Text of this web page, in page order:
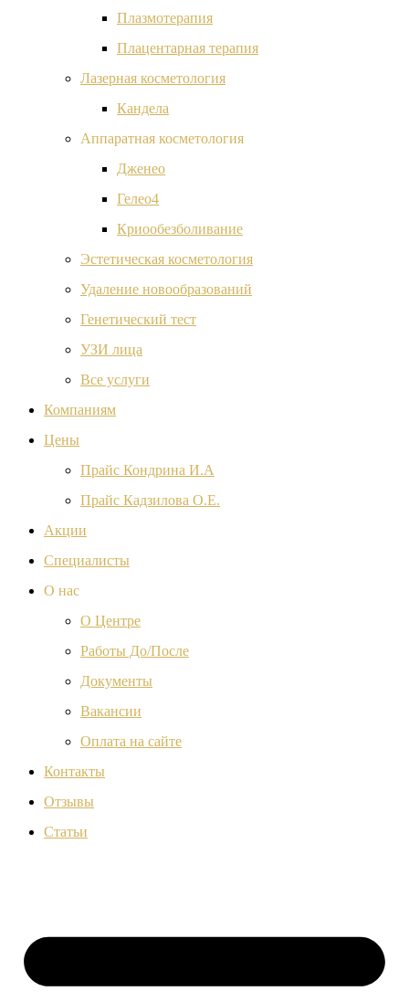
Плазмотерапия
Плацентарная терапия
Лазерная косметология
Кандела
Аппаратная косметология
Дженео
Гелео4
Криообезболивание
Эстетическая косметология
Удаление новообразований
Генетический тест
УЗИ лица
Все услуги
Компаниям
Цены
Прайс Кондрина И.А
Прайс Кадзилова О.Е.
Акции
Специалисты
О нас
О Центре
Работы До/После
Документы
Вакансии
Оплата на сайте
Контакты
Отзывы
Статьи